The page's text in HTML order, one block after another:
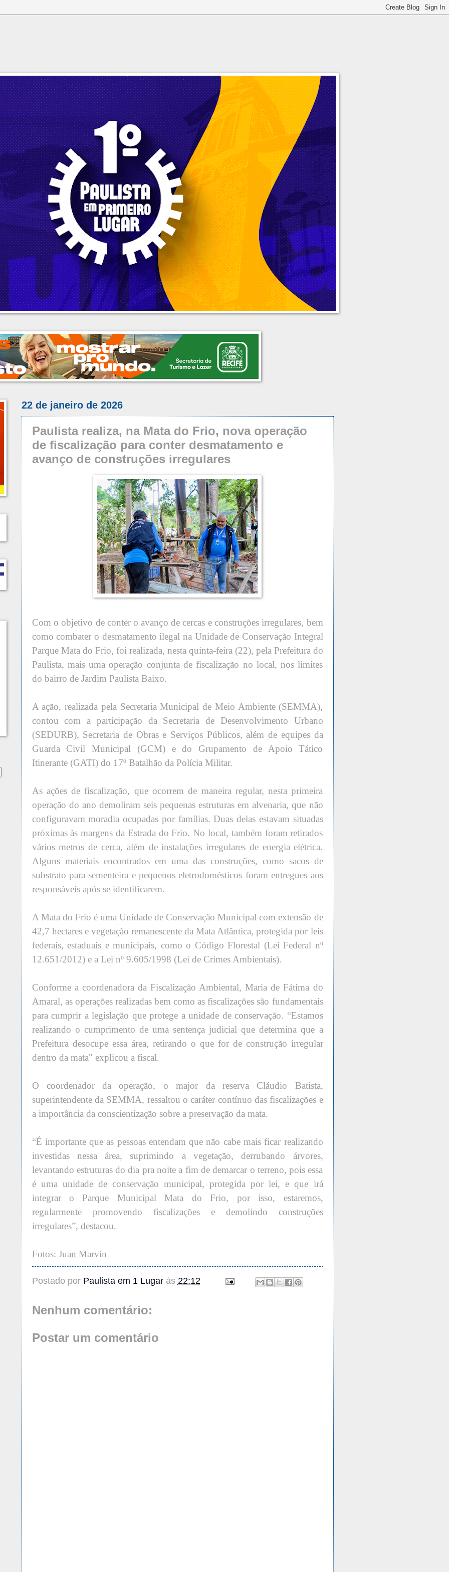
22 de janeiro de 2026
Paulista realiza, na Mata do Frio, nova operação
de fiscalização para conter desmatamento e
avanço de construções irregulares
Com o objetivo de conter o avanço de cercas e construções irregulares, bem
como combater o desmatamento ilegal na Unidade de Conservação Integral
Parque Mata do Frio, foi realizada, nesta quinta-feira (22), pela Prefeitura do
Paulista, mais uma operação conjunta de fiscalização no local, nos limites
do bairro de Jardim Paulista Baixo.
A ação, realizada pela Secretaria Municipal de Meio Ambiente (SEMMA),
contou com a participação da Secretaria de Desenvolvimento Urbano
(SEDURB), Secretaria de Obras e Serviços Públicos, além de equipes da
Guarda Civil Municipal (GCM) e do Grupamento de Apoio Tático
Itinerante (GATI) do 17º Batalhão da Polícia Militar.
As ações de fiscalização, que ocorrem de maneira regular, nesta primeira
operação do ano demoliram seis pequenas estruturas em alvenaria, que não
configuravam moradia ocupadas por famílias. Duas delas estavam situadas
próximas às margens da Estrada do Frio. No local, também foram retirados
vários metros de cerca, além de instalações irregulares de energia elétrica.
Alguns materiais encontrados em uma das construções, como sacos de
substrato para sementeira e pequenos eletrodomésticos foram entregues aos
responsáveis após se identificarem.
A Mata do Frio é uma Unidade de Conservação Municipal com extensão de
42,7 hectares e vegetação remanescente da Mata Atlântica, protegida por leis
federais, estaduais e municipais, como o Código Florestal (Lei Federal nº
12.651/2012) e a Lei nº 9.605/1998 (Lei de Crimes Ambientais).
Conforme a coordenadora da Fiscalização Ambiental, Maria de Fátima do
Amaral, as operações realizadas bem como as fiscalizações são fundamentais
para cumprir a legislação que protege a unidade de conservação. “Estamos
realizando o cumprimento de uma sentença judicial que determina que a
Prefeitura desocupe essa área, retirando o que for de construção irregular
dentro da mata" explicou a fiscal.
O coordenador da operação, o major da reserva Cláudio Batista,
superintendente da SEMMA, ressaltou o caráter contínuo das fiscalizações e
a importância da conscientização sobre a preservação da mata.
“É importante que as pessoas entendam que não cabe mais ficar realizando
investidas nessa área, suprimindo a vegetação, derrubando árvores,
levantando estruturas do dia pra noite a fim de demarcar o terreno, pois essa
é uma unidade de conservação municipal, protegida por lei, e que irá
integrar o Parque Municipal Mata do Frio, por isso, estaremos,
regularmente promovendo fiscalizações e demolindo construções
irregulares”, destacou.
Fotos: Juan Marvin
Postado por Paulista em 1 Lugar às 22:12
Nenhum comentário:
Postar um comentário